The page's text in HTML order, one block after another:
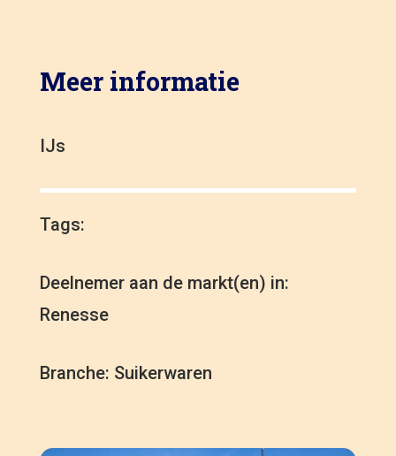
Meer informatie
IJs
Tags:
Deelnemer aan de markt(en) in:
Renesse
Branche: Suikerwaren